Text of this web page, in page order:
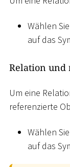
Wählen
auf das
Relation und
Um eine
referenzierte
Wählen
auf das